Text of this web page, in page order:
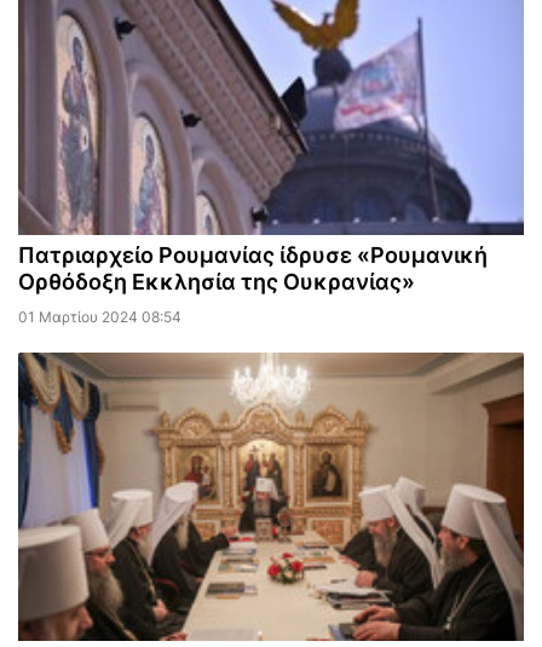
Πατριαρχείο Ρουμανίας ίδρυσε «Ρουμανική
Ορθόδοξη Εκκλησία της Ουκρανίας»
01 Μαρτίου 2024 08:54